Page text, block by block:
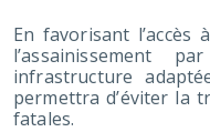
En favorisant l’accès
l’assainissement
infrastructure
permettra d’éviter la
fatales.